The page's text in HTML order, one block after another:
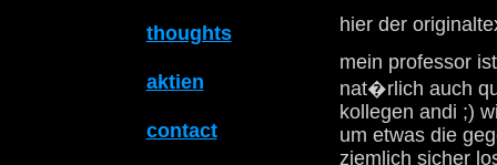
thoughts
aktien
contact
hier der
mein professor
nat�rlich auch
kollegen andi ;)
um etwas die
ziemlich sicher